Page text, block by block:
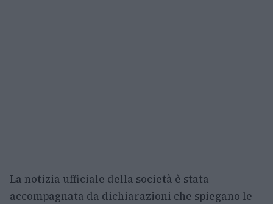
La notizia ufficiale della società è stata
accompagnata da dichiarazioni che spiegano le